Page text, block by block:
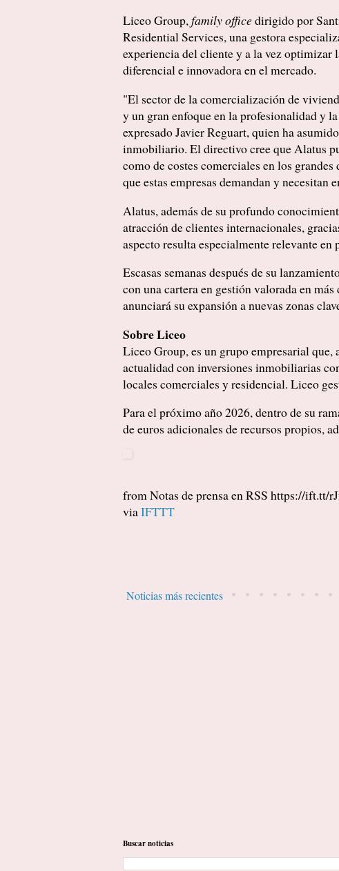
Liceo Group,family officedirigido por
Residential Services, una gestora
experiencia del cliente y a la vez optimizar
diferencial e innovadora en el mercado.
"El sector de la comercialización de
y un gran enfoque en la profesionalidad y
expresado Javier Reguart, quien ha
inmobiliario. El directivo cree que Alatus
como de costes comerciales en los
que estas empresas demandan y necesitan
Alatus, además de su profundo
atracción de clientes internacionales,
aspecto resulta especialmente relevante en
Escasas semanas después de su
con una cartera en gestión valorada en
anunciará su expansión a nuevas zonas
Sobre Liceo
Liceo Group, es un grupo empresarial que,
actualidad con inversiones inmobiliarias
locales comerciales y residencial. Liceo
Para el próximo año 2026, dentro de su
de euros adicionales de recursos propios,
from Notas de prensa en RSS https://ift.tt/
viaIFTTT
Noticias más recientes
Buscar noticias